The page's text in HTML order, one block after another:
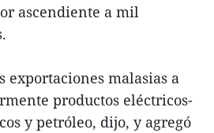
ascendiente a mil
exportaciones malasias a
productos eléctricos-
y petróleo, dijo, y agregó